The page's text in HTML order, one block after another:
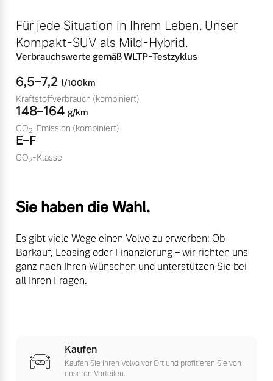
Fahrzeug konfigurieren
Sofort verfügbare Fahrzeuge
Volvo Selekt
Editionsmodelle
Jetzt kennenlernen
Sommer Kompletträder.
Bitte sprechen Sie uns
direkt an.
Finanzierung & Leasing
Versicherung
Für jede Situation in Ihrem Leben. Unser
Kompakt-SUV als Mild-Hybrid.
Verbrauchswerte gemäß WLTP-Testzyklus
6,5–7,2 l/100km
Kraftstoffverbrauch (kombiniert)
148–164 g/km
CO2-Emission (kombiniert)
E–F
CO2-Klasse
Sie haben die Wahl.
Es gibt viele Wege einen Volvo zu erwerben: Ob
Barkauf, Leasing oder Finanzierung – wir richten uns
ganz nach Ihren Wünschen und unterstützen Sie bei
all Ihren Fragen.
Kaufen
Kaufen Sie Ihren Volvo vor Ort und profitieren Sie von
unseren Vorteilen.